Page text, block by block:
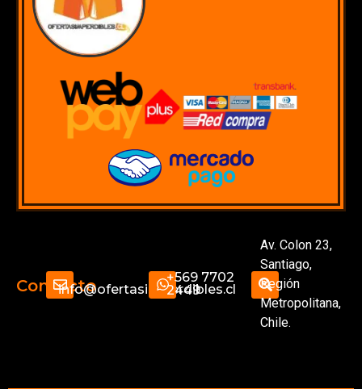
Contactoinfo@ofertasimperdibles.cl
+569 7702
2449
Av. Colon 23,
Santiago,
Región
Metropolitana,
Chile.